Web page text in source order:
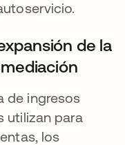
de la
nueva
de ingresos
utilizan para
los